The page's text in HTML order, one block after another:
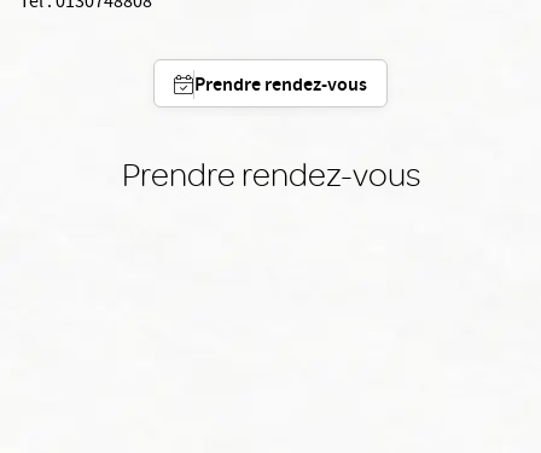
Prendre rendez-vous
Prendre rendez-vous